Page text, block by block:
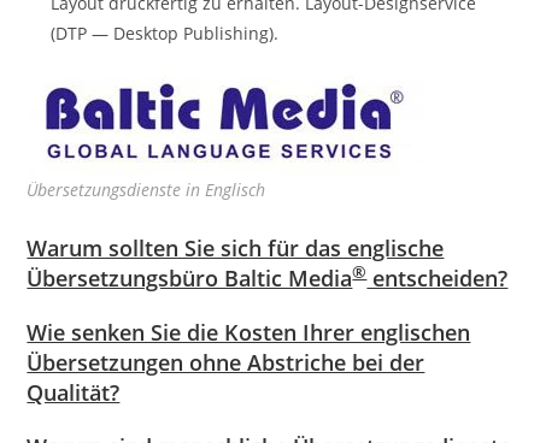
(DTP — Desktop Publishing).
Übersetzungsdienste in Englisch
Warum sollten Sie sich für das englische
Übersetzungsbüro Baltic Media®entscheiden?
Wie senken Sie die Kosten Ihrer englischen
Übersetzungen ohne Abstriche bei der
Qualität?